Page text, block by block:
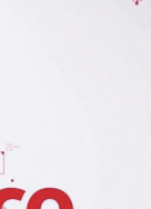
Além da
com ações
redes e ações